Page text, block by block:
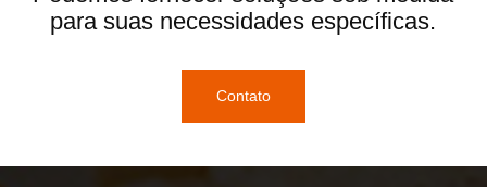
para suas necessidades específicas.
Contato